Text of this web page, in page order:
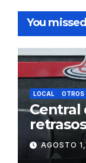
You missed
LOCAL OTROS
Central
de
Juliaca
AGOSTO